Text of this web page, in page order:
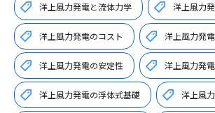
洋上風力発電と流体力学 洋上風力
洋上風力発電のコスト 洋上風力発
洋上風力発電の安定性 洋上風力発
洋上風力発電の浮体式基礎 洋上風